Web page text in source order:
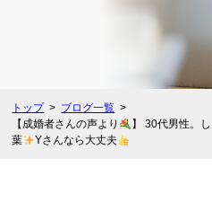
トップ
ブログ一覧
【成婚者さんの声より
】 30代男性。
葉
Yさんなら大丈夫